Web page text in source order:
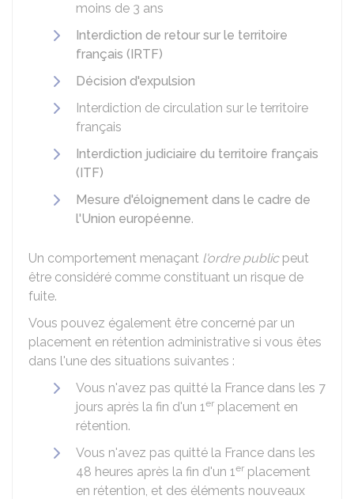
moins de 3 ans
Interdiction de retour sur le territoire
français (IRTF)
Décision d'expulsion
Interdiction de circulation sur le territoire
français
Interdiction judiciaire du territoire français
(ITF)
Mesure d'éloignement dans le cadre de
l'Union européenne.
Un comportement menaçant l'ordre publicpeut
être considéré comme constituant un risque de
fuite.
Vous pouvez également être concerné par un
placement en rétention administrative si vous êtes
dans l'une des situations suivantes :
Vous n'avez pas quitté la France dans les 7
jours après la fin d'un 1er placement en
rétention.
Vous n'avez pas quitté la France dans les
48 heures après la fin d'un 1er placement
en rétention, et des éléments nouveaux